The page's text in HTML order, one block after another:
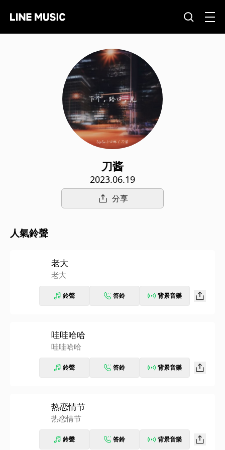
刀酱
2023.06.19
分享
人氣鈴聲
老大
老大
鈴聲 答鈴 背景音樂
哇哇哈哈
哇哇哈哈
鈴聲 答鈴 背景音樂
热恋情节
热恋情节
鈴聲 答鈴 背景音樂